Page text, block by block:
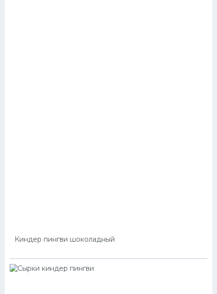
Киндер пингви шоколадный